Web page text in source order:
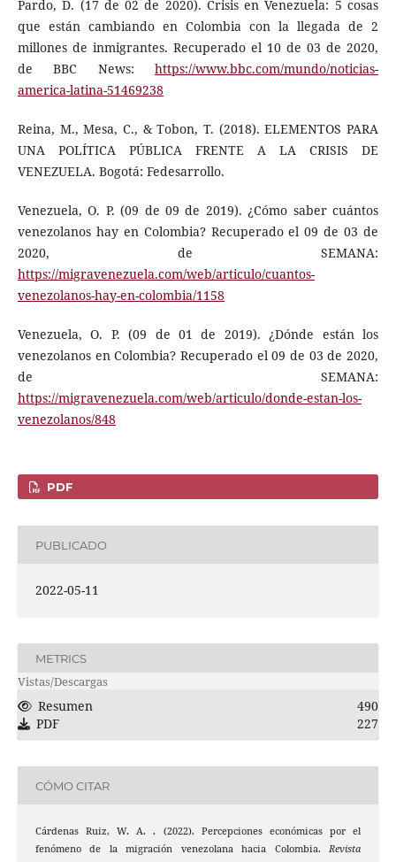
Pardo, D. (17 de 02 de 2020). Crisis en Venezuela: 5 cosas
que están cambiando en Colombia con la llegada de 2
millones de inmigrantes. Recuperado el 10 de 03 de 2020,
de BBC News:https://www.bbc.com/mundo/noticias-
america-latina-51469238
Reina, M., Mesa, C., & Tobon, T. (2018). ELEMENTOS PARA
UNA POLÍTICA PÚBLICA FRENTE A LA CRISIS DE
VENEZUELA. Bogotá: Fedesarrollo.
Venezuela, O. P. (09 de 09 de 2019). ¿Cómo saber cuántos
venezolanos hay en Colombia? Recuperado el 09 de 03 de
2020, de SEMANA:
https://migravenezuela.com/web/articulo/cuantos-
venezolanos-hay-en-colombia/1158
Venezuela, O. P. (09 de 01 de 2019). ¿Dónde están los
venezolanos en Colombia? Recuperado el 09 de 03 de 2020,
de SEMANA:
https://migravenezuela.com/web/articulo/donde-estan-los-
venezolanos/848
PDF
PUBLICADO
2022-05-11
METRICS
Vistas/Descargas
Resumen
490
PDF
227
CÓMO CITAR
Cárdenas Ruiz, W. A. . (2022). Percepciones económicas por el
fenómeno de la migración venezolana hacia Colombia.Revista